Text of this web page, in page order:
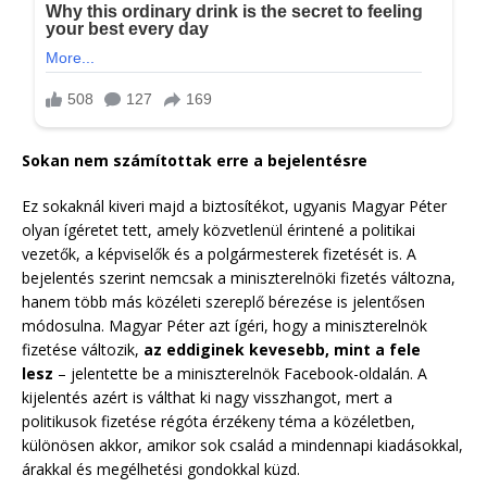
Sokan nem számítottak erre a bejelentésre
Ez sokaknál kiveri majd a biztosítékot, ugyanis Magyar Péter
olyan ígéretet tett, amely közvetlenül érintené a politikai
vezetők, a képviselők és a polgármesterek fizetését is. A
bejelentés szerint nemcsak a miniszterelnöki fizetés változna,
hanem több más közéleti szereplő bérezése is jelentősen
módosulna. Magyar Péter azt ígéri, hogy a miniszterelnök
fizetése változik, az eddiginek kevesebb, mint a fele
lesz – jelentette be a miniszterelnök Facebook-oldalán. A
kijelentés azért is válthat ki nagy visszhangot, mert a
politikusok fizetése régóta érzékeny téma a közéletben,
különösen akkor, amikor sok család a mindennapi kiadásokkal,
árakkal és megélhetési gondokkal küzd.